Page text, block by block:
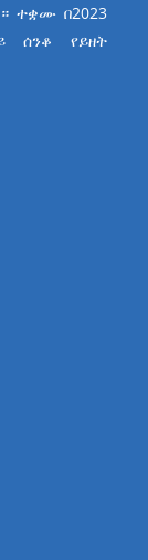
ተቋሙ በ2023
ሰንቆ የይዘት